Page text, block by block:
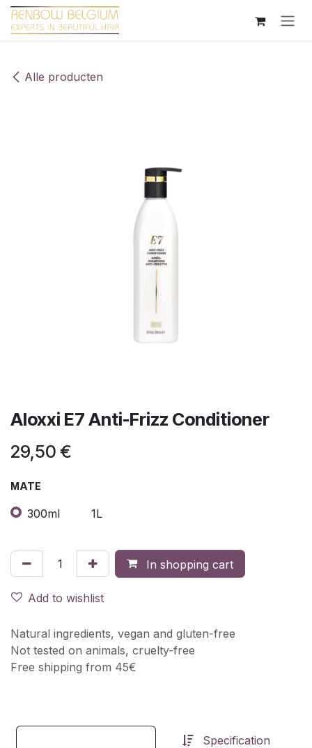
Overslaan naar inhoud
Alle producten
Aloxxi E7 Anti-Frizz Conditioner
29,50 €
MATE
300ml 1L
In shopping cart
Add to wishlist
Natural ingredients, vegan and gluten-free
Not tested on animals, cruelty-free
Free shipping from 45€
Specification